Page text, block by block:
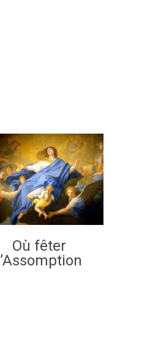
Où fêter
l’Assomption